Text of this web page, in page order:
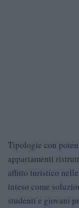
Tipologie con
appartamenti
affitto turistico
inteso come
studenti e giovani